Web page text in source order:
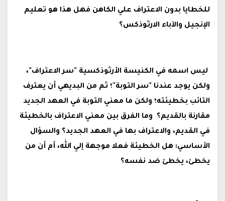
للخطايا بدون الاعتراف علي الكاهن فهل هذا هو تعليم
الإنجيل والآباء الارثوذكس؟
ليس اسمه في الكنيسة الأرثوذكسية "سر الاعتراف"،
ولكن يوجد عندنا "سر التوبة"؛ ثم من البديهي أن يعترف
التائب بخطيئته؛ ولكن ما معني التوبة في العهد الجديد
مقارنة بالقديم؟ وما الفرق بين معني الاعتراف بالخطيئة
في القديم، والاعتراف بها في العهد الجديد؟ والسؤال
الأساسي: هل الخطيئة فعلا موجهة إلي الله، أم أن من
يخطئ، يخطئ ضد نفسه؟